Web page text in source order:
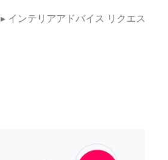
▸ インテリアアドバイス リクエス